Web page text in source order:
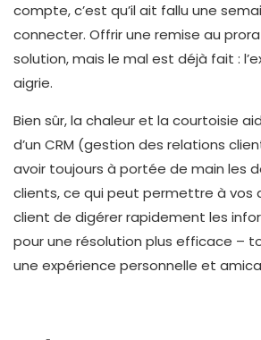
compte, c’est qu’il ait fallu une
connecter. Offrir une remise au
solution, mais le mal est déjà fait :
aigrie.
Bien sûr, la chaleur et la courtoisie
d’un CRM (gestion des relations
avoir toujours à portée de main les
clients, ce qui peut permettre à vos
client de digérer rapidement les
pour une résolution plus efficace –
une expérience personnelle et